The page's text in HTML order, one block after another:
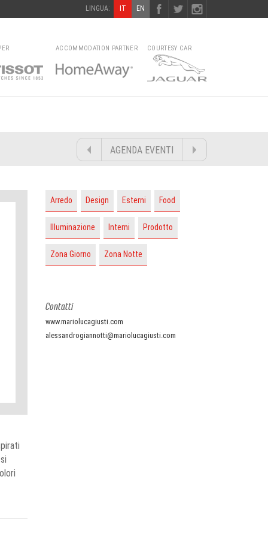
EN
IT
LINGUA:
ACCOMMODATION PARTNER COURTESY CAR
AGENDA EVENTI
Arredo Design Esterni Food
Illuminazione Interni Prodotto
Zona Giorno Zona Notte
Contatti
www.mariolucagiusti.com
alessandrogiannotti@mariolucagiusti.com